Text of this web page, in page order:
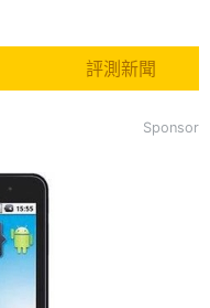
評測新聞
Sponsor